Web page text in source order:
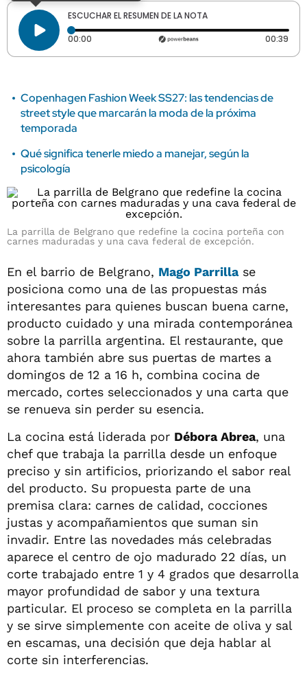
ESCUCHAR EL RESUMEN DE LA NOTA
00:00 Tiempo transcurrido: 0 segundos 00:39
Copenhagen Fashion Week SS27: las tendencias de
street style que marcarán la moda de la próxima
temporada
Qué significa tenerle miedo a manejar, según la
psicología
La parrilla de Belgrano que redefine la cocina porteña con
carnes maduradas y una cava federal de excepción.
En el barrio de Belgrano, Mago Parrillase
posiciona como una de las propuestas más
interesantes para quienes buscan buena carne,
producto cuidado y una mirada contemporánea
sobre la parrilla argentina. El restaurante, que
ahora también abre sus puertas de martes a
domingos de 12 a 16 h, combina cocina de
mercado, cortes seleccionados y una carta que
se renueva sin perder su esencia.
La cocina está liderada por Débora Abrea, una
chef que trabaja la parrilla desde un enfoque
preciso y sin artificios, priorizando el sabor real
del producto. Su propuesta parte de una
premisa clara: carnes de calidad, cocciones
justas y acompañamientos que suman sin
invadir. Entre las novedades más celebradas
aparece el centro de ojo madurado 22 días, un
corte trabajado entre 1 y 4 grados que desarrolla
mayor profundidad de sabor y una textura
particular. El proceso se completa en la parrilla
y se sirve simplemente con aceite de oliva y sal
en escamas, una decisión que deja hablar al
corte sin interferencias.